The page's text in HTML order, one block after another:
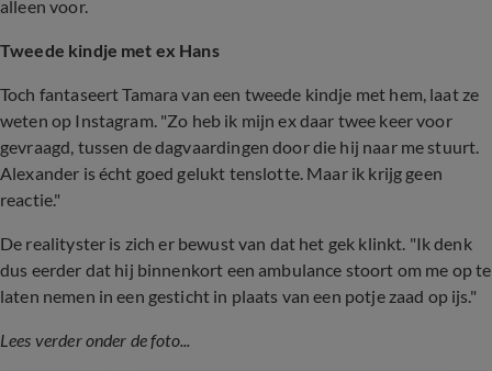
alleen voor.
Tweede kindje met ex Hans
Toch fantaseert Tamara van een tweede kindje met hem, laat ze
weten op Instagram. "Zo heb ik mijn ex daar twee keer voor
gevraagd, tussen de dagvaardingen door die hij naar me stuurt.
Alexander is écht goed gelukt tenslotte. Maar ik krijg geen
reactie."
De realityster is zich er bewust van dat het gek klinkt. "Ik denk
dus eerder dat hij binnenkort een ambulance stoort om me op te
laten nemen in een gesticht in plaats van een potje zaad op ijs."
Lees verder onder de foto...